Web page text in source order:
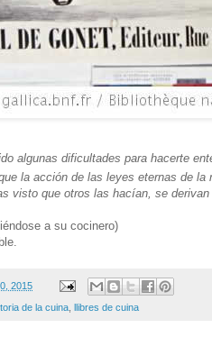
algunas dificultades para hacerte
la acción de las leyes eternas de
visto que otros las hacían, se
a su cocinero)
2015
de la cuina llibres de cuina